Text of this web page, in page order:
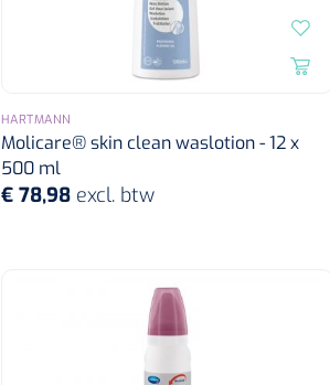
HARTMANN
Molicare® skin clean waslotion - 12 x
500 ml
€ 78,98 excl. btw